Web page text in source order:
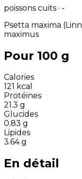
poissons cuits · -
Psetta maxima
maximus
Pour 100 g
Calories
121 kcal
Protéines
21.3 g
Glucides
0.83 g
Lipides
3.64 g
En détail